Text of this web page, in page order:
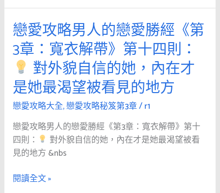
Pursuit
|
20
Secrets
of
Attraction
戀愛攻略男人的戀愛勝經《第
3章：寬衣解帶》第十四則：
對外貌自信的她，內在才
是她最渴望被看見的地方
戀愛攻略大全,戀愛攻略秘笈第3章/r1
戀愛攻略男人的戀愛勝經《第3章：寬衣解帶》第十
四則：
對外貌自信的她，內在才是她最渴望被看
見的地方 &nbs
戀
愛
攻
略
男
人
的
戀
愛
勝
經
《第
3
閱讀全文 »